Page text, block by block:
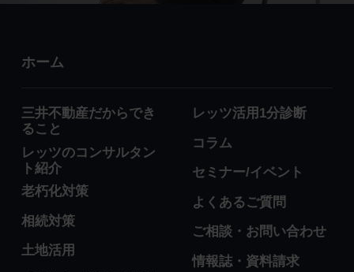
ホーム
三井不動産だからでき
ること
レッツのコンサルタン
ト紹介
老朽化対策
相続対策
土地活用
レッツ活用1分診断
コラム
セミナー/イベント
よくあるご質問
ご相談・お問い合わせ
情報誌・資料請求